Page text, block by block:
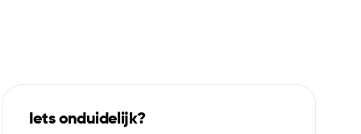
Iets onduidelijk?